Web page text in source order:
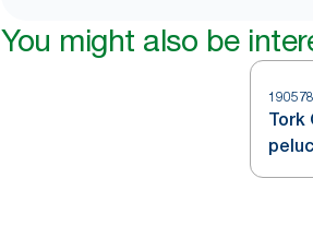
You might also be
190578
Tork